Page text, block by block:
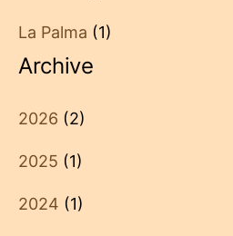
La Palma (1)
Archive
2026 (2)
2025 (1)
2024 (1)